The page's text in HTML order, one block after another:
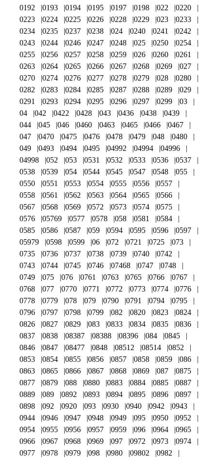
0192
0193 0194 0195 0197 0198 022
0220
0223
0224 0225 0226 0228 0229 023
0233
0234
0235 0237 0238 024 0240 0241
0242
0243
0244 0246 0247 0248 025 0250
0254
0255
0256 0257 0258 0259 026 0260
0261
0263
0264 0265 0266 0267 0268 0269
027
0270
0274 0276 0277 0278 0279 028
0280
0282
0283 0284 0285 0287 0288 0289
029
0291
0293 0294 0295 0296 0297 0299
03
04
042 0422 0428 043 0436 0438
0439
044
045 046 0460 0463 0465 0466
0467
047
0470 0475 0476 0478 0479 048
0480
049
0493 0494 0495 04992 04994
04996
04998
052 053 0531 0532 0533 0536
0537
0538
0539 054 0544 0545 0547 0548
055
0550
0551 0553 0554 0555 0556
0557
0558
0561 0562 0563 0564 0565
0566
0567
0568 0569 0572 0573 0574
0575
0576
05769 0577 0578 058 0581
0584
0585
0586 0587 059 0594 0595 0596
0597
05979
0598 0599 06 072 0721 0725
073
0735
0736 0737 0738 0739 0740
0742
0743
0744 0745 0746 07468 0747
0748
0749
075 076 0761 0763 0765 0766
0767
0768
077 0770 0771 0772 0773 0774
0776
0778
0779 078 079 0790 0791 0794
0795
0796
0797 0798 0799 082 0820 0823
0824
0826
0827 0829 083 0833 0834 0835
0836
0837
0838 08387 08388 08396 084
0845
0846
0847 08477 0848 08512 08514
0852
0853
0854 0855 0856 0857 0858 0859
086
0863
0865 0866 0867 0868 0869 087
0875
0877
0879 088 0880 0883 0884 0885
0887
0889
089 0892 0893 0894 0895 0896
0897
0898
092 0920 093 0930 0940 0942
0943
0944
0946 0947 0948 0949 095 0950
0952
0954
0955 0956 0957 0959 096 0964
0965
0966
0967 0968 0969 097 0972 0973
0974
0977
0978 0979 098 0980 09802
0982